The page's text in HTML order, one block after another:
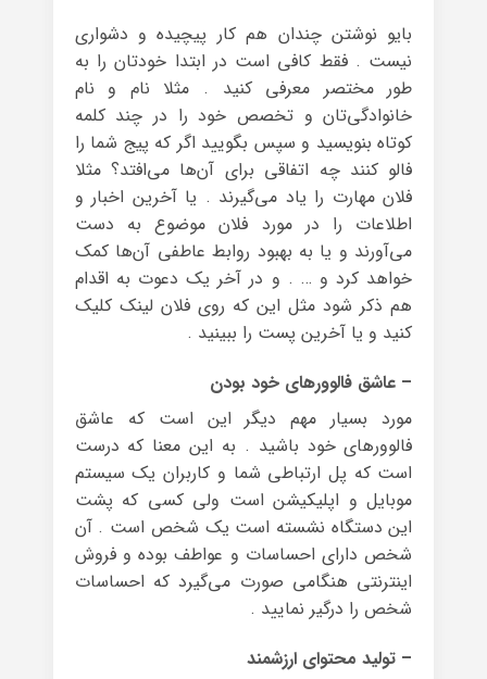
بایو نوشتن چندان هم کار پیچیده و دشواری
نیست . فقط کافی است در ابتدا خودتان را به
طور مختصر معرفی کنید . مثلا نام و نام
خانوادگی‌تان و تخصص خود را در چند کلمه
کوتاه بنویسید و سپس بگویید اگر که پیج شما را
فالو کنند چه اتفاقی برای آن‌ها می‌افتد؟ مثلا
فلان مهارت را یاد می‌گیرند . یا آخرین اخبار و
اطلاعات را در مورد فلان موضوع به دست
می‌آورند و یا به بهبود روابط عاطفی آن‌ها کمک
خواهد کرد و … . و در آخر یک دعوت به اقدام
هم ذکر شود مثل این که روی فلان لینک کلیک
کنید و یا آخرین پست را ببینید .
– عاشق فالوور‌های خود بودن
مورد بسیار مهم دیگر این است که عاشق
فالوور‌های خود باشید . به این معنا که درست
است که پل ارتباطی شما و کاربران یک سیستم
موبایل و اپلیکیشن است ولی کسی که پشت
این دستگاه نشسته است یک شخص است . آن
شخص دارای احساسات و عواطف بوده و فروش
اینترنتی هنگامی صورت می‌گیرد که احساسات
شخص را درگیر نمایید .
– تولید محتوای ارزشمند